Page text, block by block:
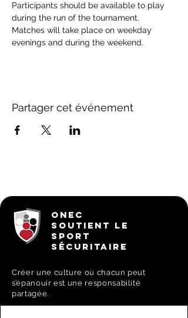
Participants should be available to play
during the run of the tournament.
Matches will take place on weekday
evenings and during the weekend.
Partager cet événement
ONEC
SOUTIENT LE
SPORT
SÉCURITAIRE
Créer une culture où chacun peut
s’épanouir est une responsabilité
partagée.